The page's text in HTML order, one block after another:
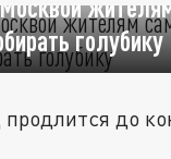
голубику
продлится до